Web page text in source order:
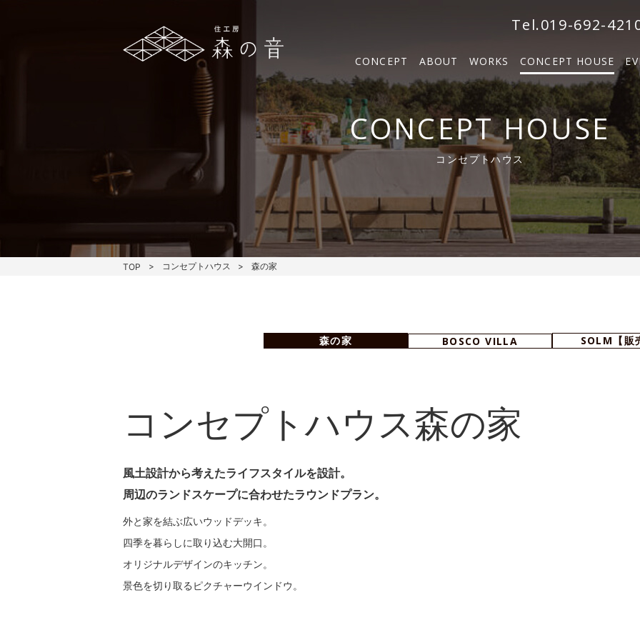
Tel.019-692-
CONCEPT ABOUT WORKS CONCEPT HOUSE
森の家
BOSCO VILLA
SOLM【販売中】
CONCEPT HOUSE
コンセプトハウス
TOP コンセプトハウス 森の家
SOLM
森の家 BOSCO VILLA SOLM【販
コンセプトハウス森の家
風土設計から考えたライフスタイルを設計。
周辺のランドスケープに合わせたラウンドプラン。
外と家を結ぶ広いウッドデッキ。
四季を暮らしに取り込む大開口。
オリジナルデザインのキッチン。
景色を切り取るピクチャーウインドウ。